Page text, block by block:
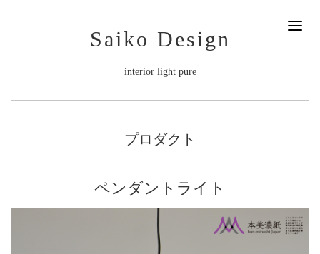
Saiko Design
interior light pure
プロダクト
ペンダントライト